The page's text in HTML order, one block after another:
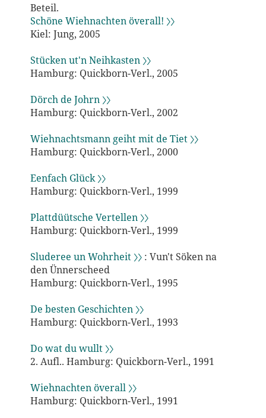
Beteil.
Schöne Wiehnachten överall! 〉〉
Kiel: Jung, 2005
Stücken ut'n Neihkasten 〉〉
Hamburg: Quickborn-Verl., 2005
Dörch de Johrn 〉〉
Hamburg: Quickborn-Verl., 2002
Wiehnachtsmann geiht mit de Tiet 〉〉
Hamburg: Quickborn-Verl., 2000
Eenfach Glück 〉〉
Hamburg: Quickborn-Verl., 1999
Plattdüütsche Vertellen 〉〉
Hamburg: Quickborn-Verl., 1999
Sluderee un Wohrheit 〉〉: Vun't Söken na
den Ünnerscheed
Hamburg: Quickborn-Verl., 1995
De besten Geschichten 〉〉
Hamburg: Quickborn-Verl., 1993
Do wat du wullt 〉〉
2. Aufl.. Hamburg: Quickborn-Verl., 1991
Wiehnachten överall 〉〉
Hamburg: Quickborn-Verl., 1991